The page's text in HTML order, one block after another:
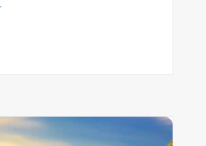
about Vijf dagelijkse gunsten van je